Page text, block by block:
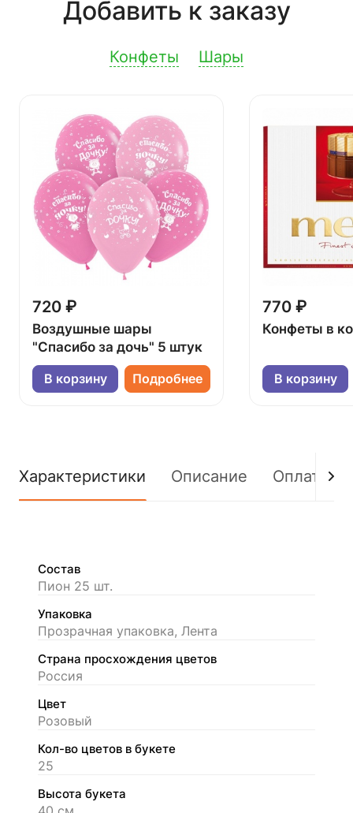
Добавить к заказу
Конфеты Шары
720 ₽
Воздушные шары
"Спасибо за дочь" 5 штук
В корзину Подробнее
770 ₽
Конфеты в
В корзину
Характеристики Описание Оплата
Состав
Пион 25 шт.
Упаковка
Прозрачная упаковка, Лента
Страна просхождения цветов
Россия
Цвет
Розовый
Кол-во цветов в букете
25
Высота букета